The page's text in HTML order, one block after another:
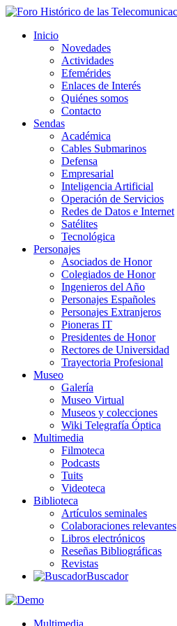
Inicio
Novedades
Actividades
Efemérides
Enlaces de Interés
Quiénes somos
Contacto
Sendas
Académica
Cables Submarinos
Defensa
Empresarial
Inteligencia Artificial
Operación de Servicios
Redes de Datos e Internet
Satélites
Tecnológica
Personajes
Asociados de Honor
Colegiados de Honor
Ingenieros del Año
Personajes Españoles
Personajes Extranjeros
Pioneras IT
Presidentes de Honor
Rectores de Universidad
Trayectoria Profesional
Museo
Galería
Museo Virtual
Museos y colecciones
Wiki Telegrafía Óptica
Multimedia
Filmoteca
Podcasts
Tuits
Videoteca
Biblioteca
Artículos seminales
Colaboraciones relevantes
Libros electrónicos
Reseñas Bibliográficas
Revistas
Buscador
Multimedia